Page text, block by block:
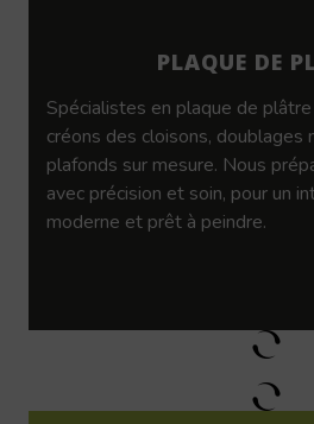
PLAQUE DE
Spécialistes en plaque de
créons des cloisons, doublages
plafonds sur mesure. Nous
avec précision et soin, pour un
moderne et prêt à peindre.